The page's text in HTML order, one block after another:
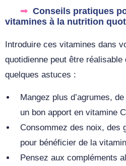
Conseils pratiques
vitamines à la nutrition
Introduire ces vitamines dans
quotidienne peut être
quelques astuces :
Mangez plus d’agrumes,
un bon apport en vitamine
Consommez des noix, des
pour bénéficier de la
Pensez aux compléments